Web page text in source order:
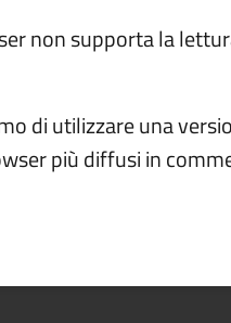
Vivere Malonno
una morte
non supporta la
di utilizzare una
più diffusi in